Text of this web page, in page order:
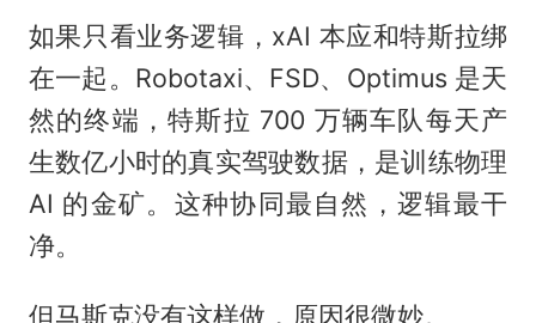
如果只看业务逻辑，xAI 本应和特斯拉绑
在一起。Robotaxi、FSD、Optimus 是天
然的终端，特斯拉 700 万辆车队每天产
生数亿小时的真实驾驶数据，是训练物理
AI 的金矿。这种协同最自然，逻辑最干
净。
但马斯克没有这样做，原因很微妙。